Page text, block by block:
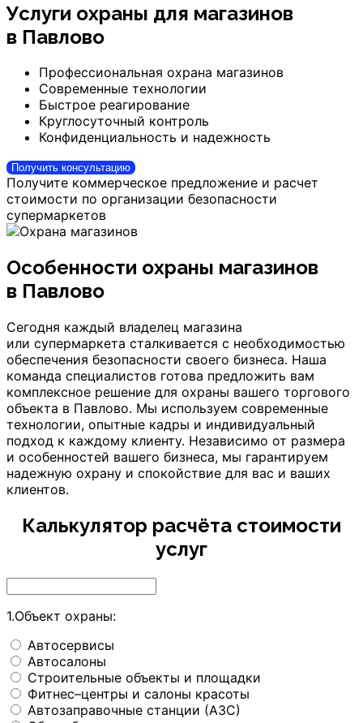
Услуги охраны для магазинов
в Павлово
Профессиональная охрана магазинов
Современные технологии
Быстрое реагирование
Круглосуточный контроль
Конфиденциальность и надежность
Получить консультацию
Получите коммерческое предложение и расчет
стоимости по организации безопасности
супермаркетов
Особенности охраны магазинов
в Павлово
Сегодня каждый владелец магазина
или супермаркета сталкивается с необходимостью
обеспечения безопасности своего бизнеса. Наша
команда специалистов готова предложить вам
комплексное решение для охраны вашего торгового
объекта в Павлово. Мы используем современные
технологии, опытные кадры и индивидуальный
подход к каждому клиенту. Независимо от размера
и особенностей вашего бизнеса, мы гарантируем
надежную охрану и спокойствие для вас и ваших
клиентов.
Калькулятор расчёта стоимости
услуг
1.Объект охраны:
Автосервисы
Автосалоны
Строительные объекты и площадки
Фитнес–центры и салоны красоты
Автозаправочные станции (АЗС)